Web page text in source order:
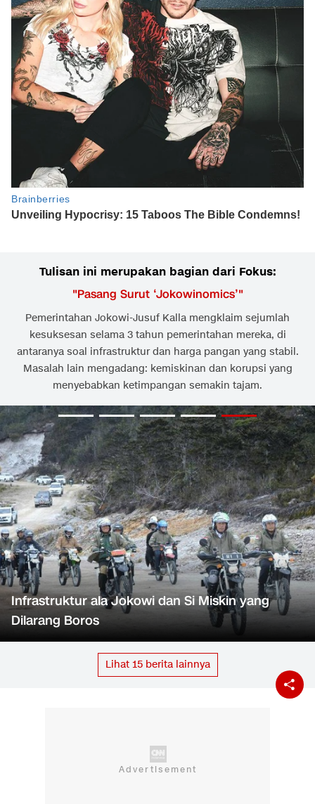
Tulisan ini merupakan bagian dari Fokus:
"Pasang Surut ‘Jokowinomics’"
Pemerintahan Jokowi-Jusuf Kalla mengklaim sejumlah
kesuksesan selama 3 tahun pemerintahan mereka, di
antaranya soal infrastruktur dan harga pangan yang stabil.
Masalah lain mengadang: kemiskinan dan korupsi yang
menyebabkan ketimpangan semakin tajam.
Infrastruktur ala Jokowi dan Si Miskin yang
Dilarang Boros
Lihat 15berita lainnya